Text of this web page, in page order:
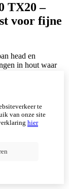
TX20 –
voor fijne
head en
in hout waar
Dankzij de
aandrijving
zonder wiebelen.
bevestigingen
te
van onze site
hier